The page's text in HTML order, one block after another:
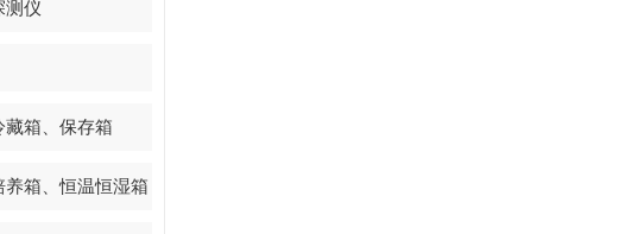
测仪
藏箱、保存箱
养箱、恒温恒湿箱